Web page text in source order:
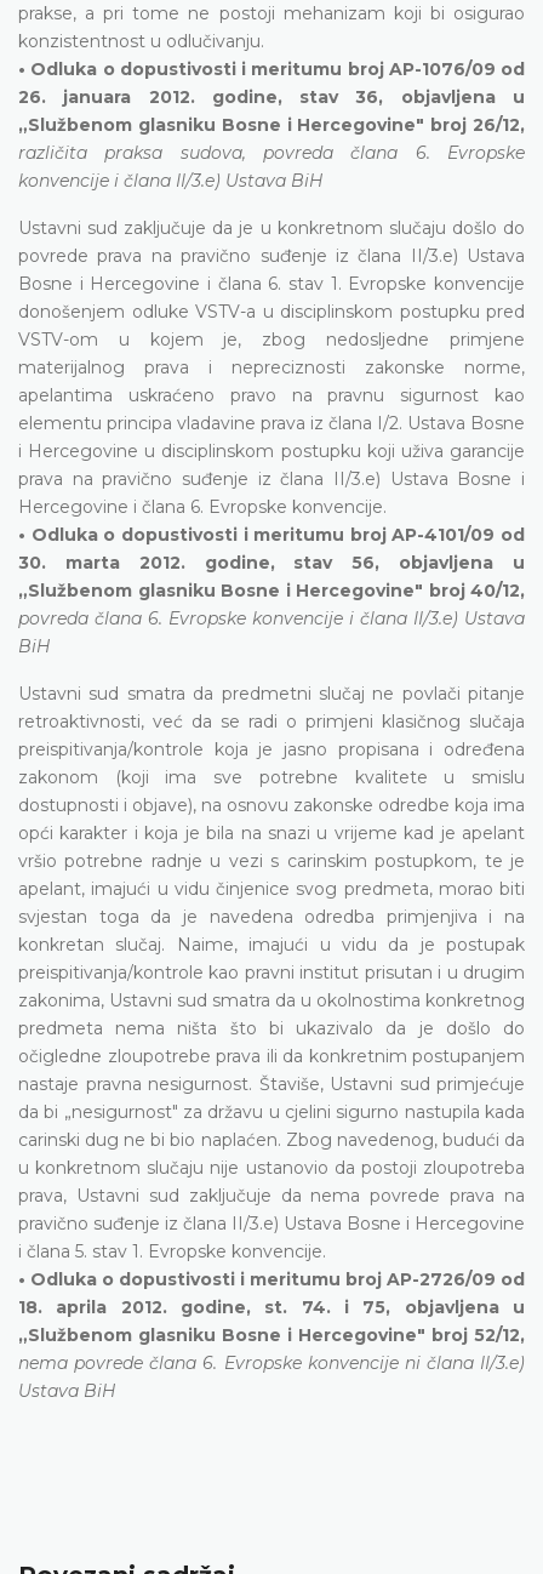
prakse, a pri tome ne postoji mehanizam koji bi osigurao
konzistentnost u odlučivanju.
• Odluka o dopustivosti i meritumu broj AP-1076/09 od
26. januara 2012. godine, stav 36, objavljena u
„Službenom glasniku Bosne i Hercegovine" broj 26/12,
različita praksa sudova, povreda člana 6. Evropske
konvencije i člana II/3.e) Ustava BiH
Ustavni sud zaključuje da je u konkretnom slučaju došlo do
povrede prava na pravično suđenje iz člana II/3.e) Ustava
Bosne i Hercegovine i člana 6. stav 1. Evropske konvencije
donošenjem odluke VSTV-a u disciplinskom postupku pred
VSTV-om u kojem je, zbog nedosljedne primjene
materijalnog prava i nepreciznosti zakonske norme,
apelantima uskraćeno pravo na pravnu sigurnost kao
elementu principa vladavine prava iz člana I/2. Ustava Bosne
i Hercegovine u disciplinskom postupku koji uživa garancije
prava na pravično suđenje iz člana II/3.e) Ustava Bosne i
Hercegovine i člana 6. Evropske konvencije.
• Odluka o dopustivosti i meritumu broj AP-4101/09 od
30. marta 2012. godine, stav 56, objavljena u
„Službenom glasniku Bosne i Hercegovine" broj 40/12,
povreda člana 6. Evropske konvencije i člana II/3.e) Ustava
BiH
Ustavni sud smatra da predmetni slučaj ne povlači pitanje
retroaktivnosti, već da se radi o primjeni klasičnog slučaja
preispitivanja/kontrole koja je jasno propisana i određena
zakonom (koji ima sve potrebne kvalitete u smislu
dostupnosti i objave), na osnovu zakonske odredbe koja ima
opći karakter i koja je bila na snazi u vrijeme kad je apelant
vršio potrebne radnje u vezi s carinskim postupkom, te je
apelant, imajući u vidu činjenice svog predmeta, morao biti
svjestan toga da je navedena odredba primjenjiva i na
konkretan slučaj. Naime, imajući u vidu da je postupak
preispitivanja/kontrole kao pravni institut prisutan i u drugim
zakonima, Ustavni sud smatra da u okolnostima konkretnog
predmeta nema ništa što bi ukazivalo da je došlo do
očigledne zloupotrebe prava ili da konkretnim postupanjem
nastaje pravna nesigurnost. Štaviše, Ustavni sud primjećuje
da bi „nesigurnost" za državu u cjelini sigurno nastupila kada
carinski dug ne bi bio naplaćen. Zbog navedenog, budući da
u konkretnom slučaju nije ustanovio da postoji zloupotreba
prava, Ustavni sud zaključuje da nema povrede prava na
pravično suđenje iz člana II/3.e) Ustava Bosne i Hercegovine
i člana 5. stav 1. Evropske konvencije.
• Odluka o dopustivosti i meritumu broj AP-2726/09 od
18. aprila 2012. godine, st. 74. i 75, objavljena u
„Službenom glasniku Bosne i Hercegovine" broj 52/12,
nema povrede člana 6. Evropske konvencije ni člana II/3.e)
Ustava BiH